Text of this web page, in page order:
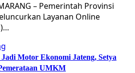
– Pemerintah Provinsi
Layanan Online
Motor Ekonomi Jateng, Setya
UMKM